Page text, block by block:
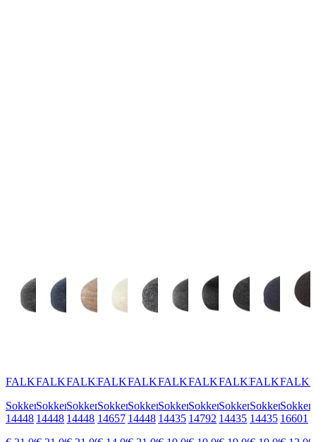
FALKE
Sokken
14448
FALKE
Sokken
14448
FALKE
Sokken
14448
FALKE
Sokken
14657
FALKE
Sokken
14448
FALKE
Sokken
14435
FALKE
Sokken
14792
FALKE
Sokken
14435
FALKE
Sokken
14435
FALKE
Sokken
16601